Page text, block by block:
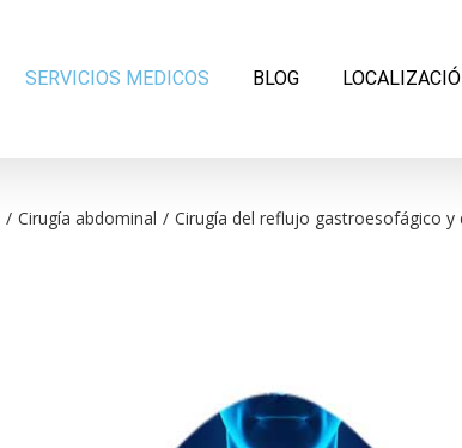
SERVICIOS MEDICOS BLOG
/ Cirugía abdominal / Cirugía del reflujo gastroesofágico y